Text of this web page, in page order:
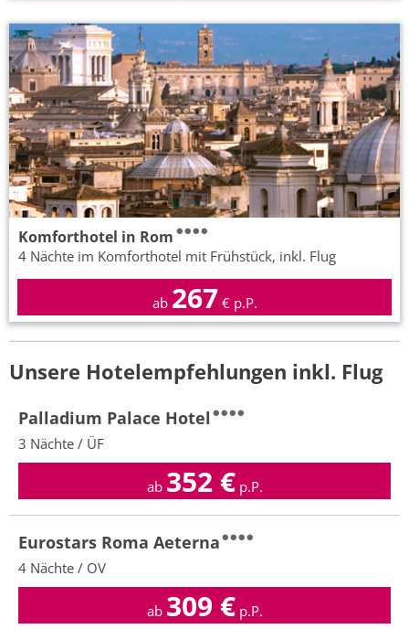
Komforthotel in Rom
4 Nächte im Komforthotel mit Frühstück, inkl. Flug
ab 267 € p.P.
Unsere Hotelempfehlungen inkl. Flug
Palladium Palace Hotel
3 Nächte / ÜF
ab 352€ p.P.
Eurostars Roma Aeterna
4 Nächte / OV
ab 309 € p.P.